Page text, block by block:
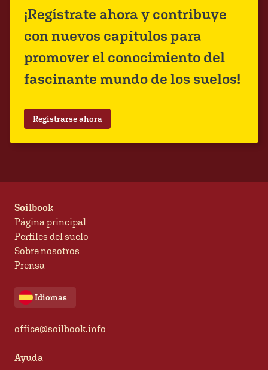
¡Regístrate ahora y contribuye
con nuevos capítulos para
promover el conocimiento del
fascinante mundo de los suelos!
Registrarse ahora
Soilbook
Página principal
Perfiles del suelo
Sobre nosotros
Prensa
Idiomas
office@soilbook.info
Ayuda